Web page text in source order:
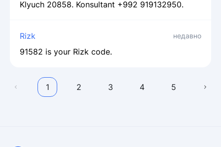
Klyuch 20858. Konsultant +992 919132950.
Rizk недавно
91582 is your Rizk code.
1 2 3 4 5